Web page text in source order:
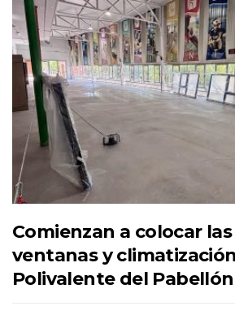
Comienzan a colocar
ventanas y
Polivalente del